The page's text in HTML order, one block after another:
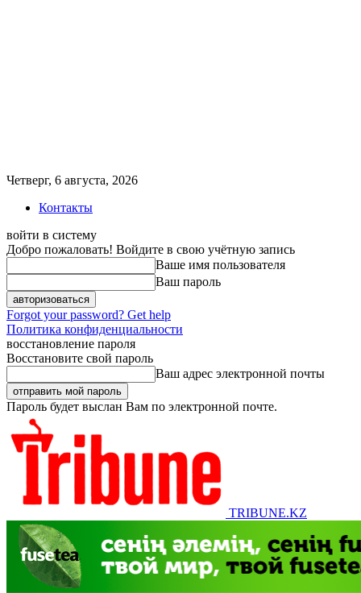
Четверг, 6 августа, 2026
Контакты
войти в систему
Добро пожаловать! Войдите в свою учётную запись
Ваше имя пользователя
Ваш пароль
Forgot your password? Get help
Политика конфиденциальности
восстановление пароля
Восстановите свой пароль
Ваш адрес электронной почты
Пароль будет выслан Вам по электронной почте.
TRIBUNE.KZ